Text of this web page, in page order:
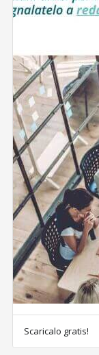
Scaricalo gratis!